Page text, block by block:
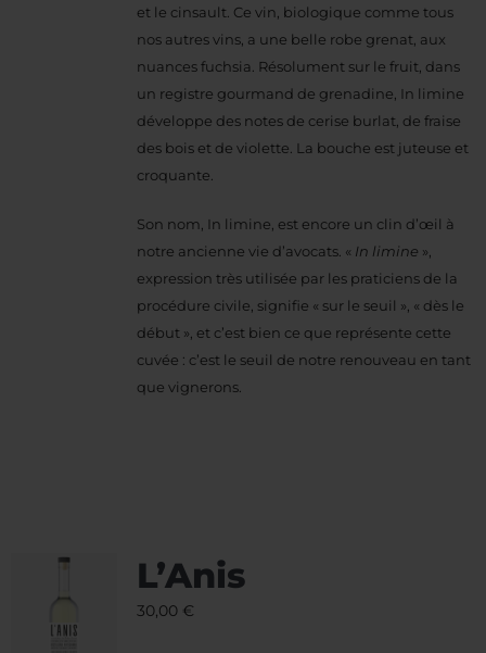
et le cinsault. Ce vin, biologique comme tous
nos autres vins, a une belle robe grenat, aux
nuances fuchsia. Résolument sur le fruit, dans
un registre gourmand de grenadine, In limine
développe des notes de cerise burlat, de fraise
des bois et de violette. La bouche est juteuse et
croquante.
Son nom, In limine, est encore un clin d’œil à
notre ancienne vie d’avocats. « In limine »,
expression très utilisée par les praticiens de la
procédure civile, signifie « sur le seuil », « dès le
début », et c’est bien ce que représente cette
cuvée : c’est le seuil de notre renouveau en tant
que vignerons.
L’Anis
30,00 €